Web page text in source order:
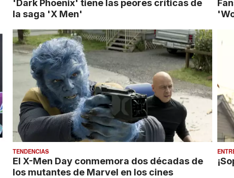
'Dark Phoenix' tiene las peores críticas de
la saga 'X Men'
TENDENCIAS
El X-Men Day conmemora dos décadas de
los mutantes de Marvel en los cines